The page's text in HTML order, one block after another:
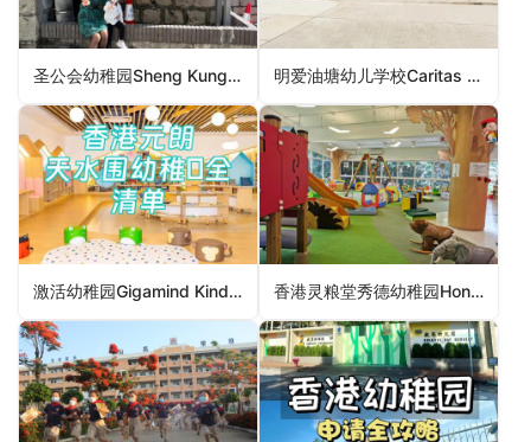
圣公会幼稚园Sheng Kung Hui Kindergarten（湾仔区幼稚园） 明爱油塘幼儿学校Caritas Nursery School – Yau Tong（观塘区幼稚园）
激活幼稚园Gigamind Kindergarten（元朗区幼稚园） 香港灵粮堂秀德幼稚园Hong Kong Ling Liang Church Sau Tak Kindergarten（深水埗区幼稚园）